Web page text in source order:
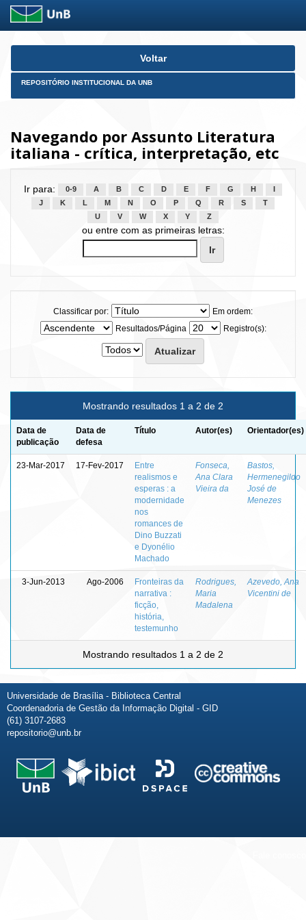
Skip
Voltar
REPOSITÓRIO INSTITUCIONAL DA UNB
Navegando por Assunto Literatura
italiana - crítica, interpretação, etc
Ir para: 0-9 A B C D E F G H
J
K L M N O P Q R S
T
U
V W X Y Z
ou entre com as primeiras letras:
Classificar por:
Em ordem:
Resultados/Página
Registro(s):
Mostrando resultados 1 a 2 de 2
Data de
publicação
Data de
defesa
Título Autor(es) Orientador(es)
23-Mar-2017 17-Fev-2017
Entre
realismos e
esperas : a
modernidade
nos
romances de
Dino Buzzati
e Dyonélio
Machado
Fonseca,
Ana Clara
Vieira da
Bastos,
Hermenegildo
José de
Menezes
3-Jun-2013 Ago-2006
Fronteiras da
narrativa :
ficção,
história,
testemunho
Rodrigues,
Maria
Madalena
Azevedo, Ana
Vicentini de
Mostrando resultados 1 a 2 de 2
Universidade de Brasília - Biblioteca Central
Coordenadoria de Gestão da Informação Digital - GID
(61) 3107-2683
repositorio@unb.br